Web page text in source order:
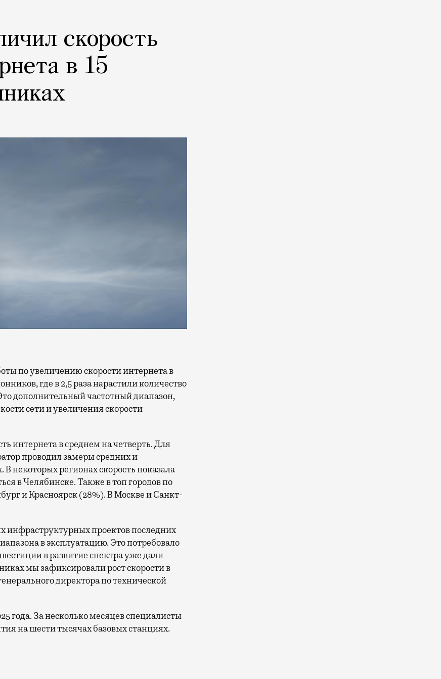
скорость
в 15
где в 2,5 раза нарастили количество
дополнительный частотный диапазон,
сети и увеличения скорости
интернета в среднем на четверть. Для
проводил замеры средних и
некоторых регионах скорость показала
в Челябинске. Также в топ городов по
и Красноярск (28%). В Москве и Санкт-
проектов последних
в эксплуатацию. Это потребовало
в развитие спектра уже дали
мы зафиксировали рост скорости в
директора по технической
года. За несколько месяцев специалисты
на шести тысячах базовых станциях.
увеличению скорости интернета в регионах. Речь про 15 городов-миллионников, где в 2,5 раза